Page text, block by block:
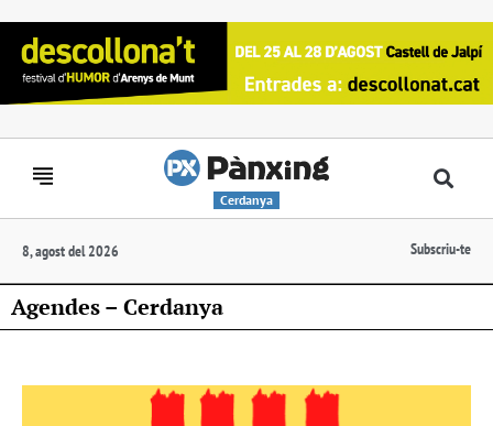
Cerdanya
8, agost del 2026 Subscriu-te
Agendes – Cerdanya